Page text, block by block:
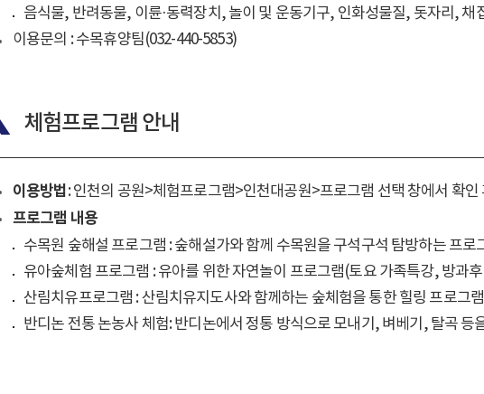
음식물, 반려동물, 이륜·동력장치, 놀이 및 운동기구, 인화성물질, 돗자리, 채
이용문의 : 수목휴양팀(032-440-5853)
체험프로그램 안내
이용방법 : 인천의 공원>체험프로그램>인천대공원>프로그램 선택 창에서 확인
프로그램 내용
수목원 숲해설 프로그램 : 숲해설가와 함께 수목원을 구석구석 탐방하는 프로
유아숲체험 프로그램 : 유아를 위한 자연놀이 프로그램(토요 가족특강, 방과
산림치유프로그램 : 산림치유지도사와 함께하는 숲체험을 통한 힐링 프로그램
반디논 전통 논농사 체험: 반디논에서 정통 방식으로 모내기, 벼베기, 탈곡 등